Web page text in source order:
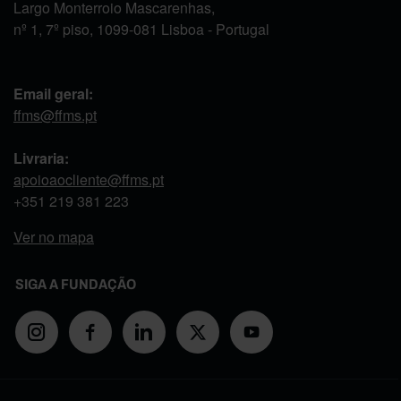
Largo Monterroio Mascarenhas,
nº 1, 7º piso, 1099-081 Lisboa - Portugal
Email geral:
ffms@ffms.pt
Livraria:
apoioaocliente@ffms.pt
+351 219 381 223
Ver no mapa
SIGA A FUNDAÇÃO